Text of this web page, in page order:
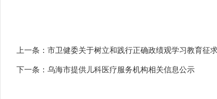
上一条： 市卫健委关于树立和践行正确政绩观学习教育征
下一条： 乌海市提供儿科医疗服务机构相关信息公示